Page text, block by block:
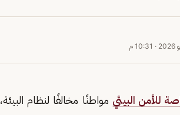
· 10:31 م
للأمن البيئي